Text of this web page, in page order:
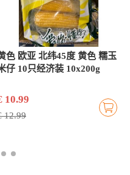
色 欧亚 北纬45度 黄色 糯玉
仔 10只经济装 10x200g
10.99
12.99